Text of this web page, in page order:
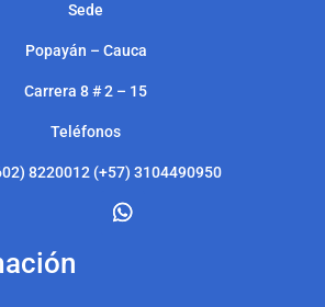
Sede
Popayán – Cauca
Carrera 8 # 2 – 15
Teléfonos
8220012 (+57) 3104490950